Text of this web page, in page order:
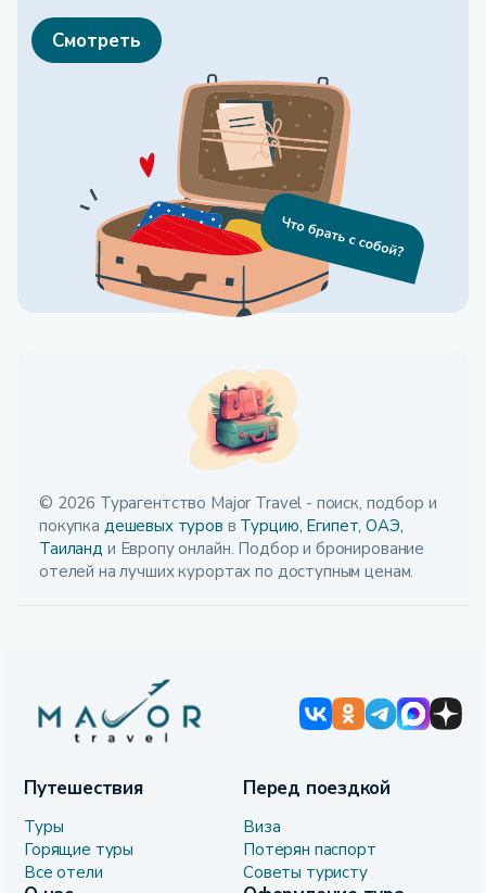
Смотреть
© 2026 Турагентство Major Travel - поиск, подбор и
покупка дешевых туров в Турцию, Египет, ОАЭ,
Таиланд и Европу онлайн. Подбор и бронирование
отелей на лучших курортах по доступным ценам.
Путешествия
Туры
Горящие туры
Все отели
Перед поездкой
Виза
Потерян паспорт
Советы туристу